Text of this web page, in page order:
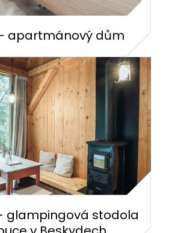
apartmánový dům
glampingová stodola